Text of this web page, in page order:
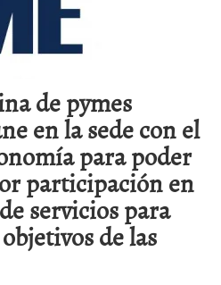
de pymes
en la sede con el
para poder
participación en
servicios para
de las